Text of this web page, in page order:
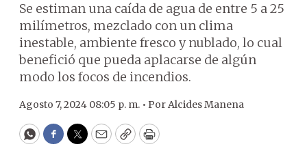
Se estiman una caída de agua de entre 5 a 25
milímetros, mezclado con un clima
inestable, ambiente fresco y nublado, lo cual
benefició que pueda aplacarse de algún
modo los focos de incendios.
Agosto 7, 2024 08:05 p. m. • PorAlcides Manena
WhatsApp
Facebook
Twitter
EmailCopyPrint